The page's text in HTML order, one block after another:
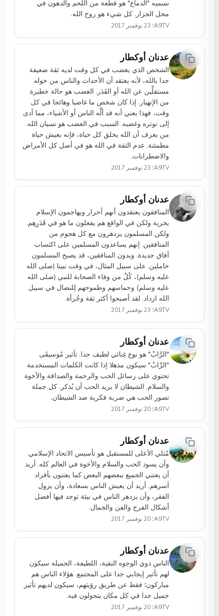
نسميه "الدماغ" هو قطعة من اللحم والدهون في
محل الجزار. كل شيء هو روح الله.
A9TV؛ 23 نوفمبر 2017
عدنان أوكطار
الشخص الذي يغضب في كل وقت لديه ثقة ضعيفة
جدا بالله، لأنه يعتقد أن الأحداث والناس من حوله
مستقلِّين عن الله أو القَدَر. الغضب هو حالة خطيرة
من الإنهيار. إذا كان شخص ما غاضبا وهائجا في كل
وقت، فهذا يعني أنه قد ألَّه الناس أو الأشياء، مما أدى
إلى توتره وغضبه. السبب في الغضب هو نسيان الله.
من يعرف أن الله يخلق كل حياة، فإنه يعيش حياة
مطمئنة. عدم الثقة في الله هو في أصل كل الأمراض
والاضطرابات.
A9TV؛ 23 نوفمبر 2017
عدنان أوكطار
المنافقون يعتقدون أنهم أحرار ويهاجمون الإسلام
بحرية ولكن في الواقع هم يفعلون ما هو في قَدَرِهِم.
ولكن المسلمون يزدهرون مع كل هجوم من
المنافقين. إنهم يساعدون المسلمين على اكتساب
آفاق جديدة. وبدون المنافقين، قد يصبح المسلمون
خاملين. على سبيل المثال، في وقت نبينا (صلى الله
عليه وسلم)، كُلٌ من وفاء الصحابة للنبي (صلى الله
عليه وسلم) وحماسهم وطموحهم لِلنضال في سبيل
الله ازداد. لقد أصبحوا أكثر ثقة وجُرأة.
A9TV؛ 23 نوفمبر 2017
عدنان أوكطار
"الرَّابْ" هو نوع غِنائي لطيف جدا. تأثير مُوسيقَى
"الرَّابْ" سيكون مذهلا إذا كانت الكلمات المستخدمة
تحتوي على رسائل الحب والرحمة والصداقة والأخوة
والسلام. الشيطان لا يريد الحب أن يُذكر. كل جملة
تصور الحب هي ضربة فكرية ضد الشيطان.
A9TV؛ 20 نوفمبر 2017
عدنان أوكطار
مُثلي الأعلى للمستقبل هو تأسيس الاتحاد الإسلامي
وأن يسود الحب والسلام والأخوة في العالم كله. أريد
أن يعتني الجميع ببعضهم البعض كما يعتنون بأفراد
أسرهم. أريد أن يعيش الناس بسعادة، وأن يزول
الفقر، وأن يزدهر الناس في بيئة توجد فيها أفضل
أشكال الفرح والفن والجمال.
A9TV؛ 20 نوفمبر 2017
عدنان أوكطار
الناس ذوي الوجوه النقية، اللطيفة، الجميلة سيكون
لهم تأثير إيجابي جدا على المجتمع. هؤلاء الناس هم
مباركون؛ فقط عن طريق رؤيتهم، سيكون لديهم تأثير
جميل جدا في كل مكان يتجولون فيه.
A9TV؛ 20 نوفمبر 2017